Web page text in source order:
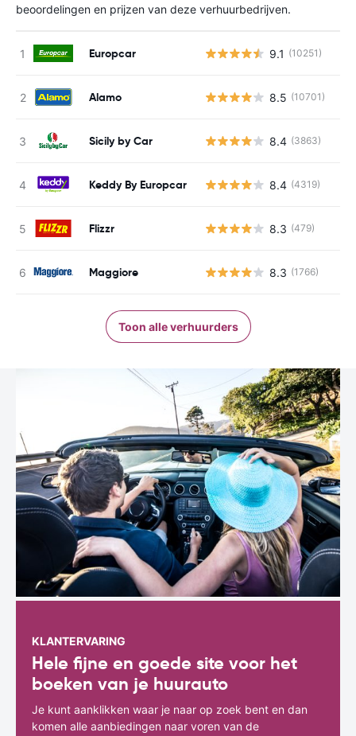
beoordelingen en prijzen van deze verhuurbedrijven.
Europcar 9.1 (10251)
Alamo 8.5 (10701)
Sicily by Car 8.4 (3863)
Keddy By Europcar 8.4 (4319)
Flizzr 8.3 (479)
Maggiore 8.3 (1766)
Toon alle verhuurders
KLANTERVARING
Hele fijne en goede site voor het
boeken van je huurauto
Je kunt aanklikken waar je naar op zoek bent en dan
komen alle aanbiedingen naar voren van de